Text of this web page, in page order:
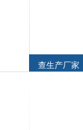
查生产厂家